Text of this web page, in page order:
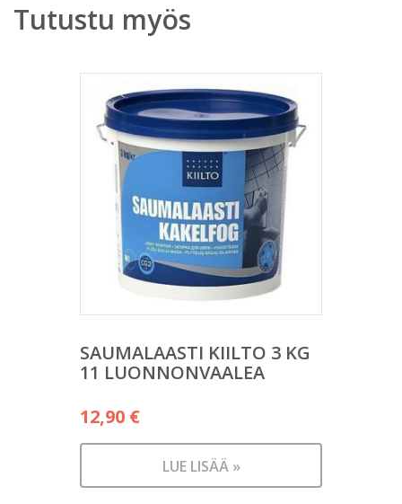
Tutustu myös
SAUMALAASTI KIILTO 3 KG
11 LUONNONVAALEA
12,90 €
LUE LISÄÄ »